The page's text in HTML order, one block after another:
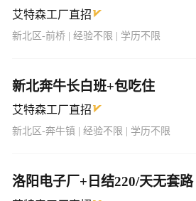
艾特森工厂直招
新北区-前桥 | 经验不限 | 学历不限
新北奔牛长白班+包吃住
艾特森工厂直招
新北区-奔牛镇 | 经验不限 | 学历不限
洛阳电子厂+日结220/天无套路